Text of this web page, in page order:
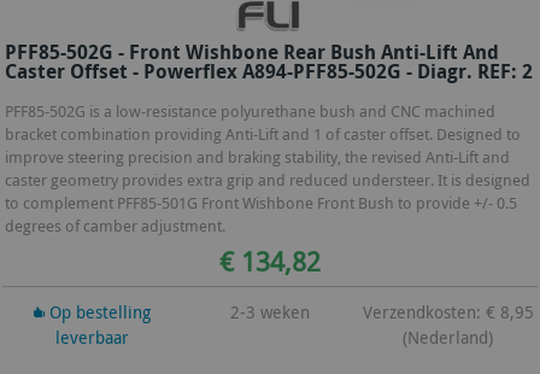
PFF85-502G - Front Wishbone Rear Bush Anti-Lift And
Caster Offset - Powerflex A894-PFF85-502G - Diagr. REF: 2
PFF85-502G is a low-resistance polyurethane bush and CNC machined
bracket combination providing Anti-Lift and 1 of caster offset. Designed to
improve steering precision and braking stability, the revised Anti-Lift and
caster geometry provides extra grip and reduced understeer. It is designed
to complement PFF85-501G Front Wishbone Front Bush to provide +/- 0.5
degrees of camber adjustment.
€ 134,82
Op bestelling
leverbaar
2-3 weken
Verzendkosten: € 8,95
(Nederland)